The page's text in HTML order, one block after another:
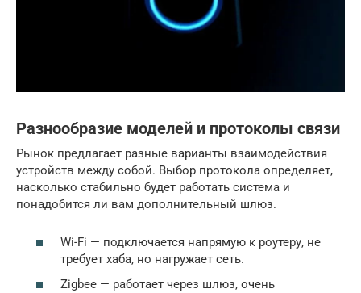
Разнообразие моделей и протоколы связи
Рынок предлагает разные варианты взаимодействия
устройств между собой. Выбор протокола определяет,
насколько стабильно будет работать система и
понадобится ли вам дополнительный шлюз.
Wi-Fi — подключается напрямую к роутеру, не
требует хаба, но нагружает сеть.
Zigbee — работает через шлюз, очень